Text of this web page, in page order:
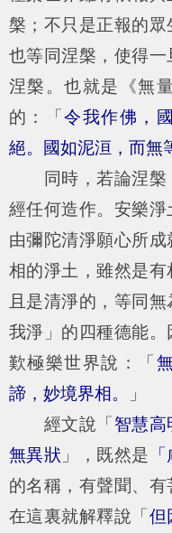
槃；不只是正報的
也等同涅槃，使得一
涅槃。也就是《無
的：「令我作佛，
絕。國如泥洹，而無
同時，若論涅槃
經任何造作。安樂淨
由彌陀清淨願心所
相的淨土，雖然是
且是清淨的，等同
我淨」的四種德能
歎極樂世界說：「
諦，妙境界相。
」
經文說「 智慧高
無異狀 」，既然是
的名稱，有聲聞、
在這裏就解釋說「 但